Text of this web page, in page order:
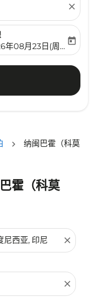
close
labelreturn-date-
年08月23日(周日)
today
纳闽巴霍（科莫
霍（科莫
close
close
调整您的筛选条件。